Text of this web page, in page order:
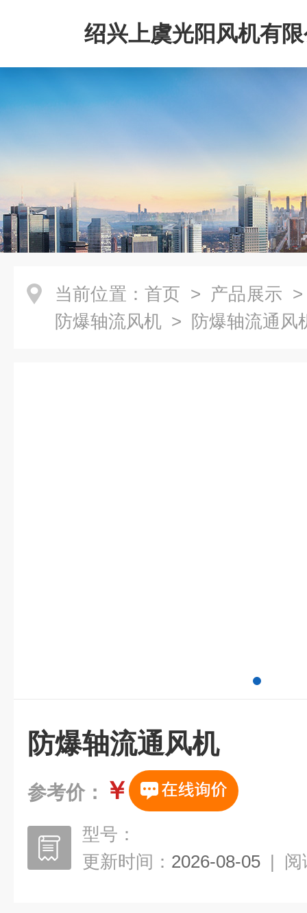
绍兴上虞光阳风机有
当前位置： 首页 > 产品展示
防爆轴流风机 > 防爆轴流通风
防爆轴流通风机
参考价： ￥
型号：
更新时间： 2026-08-05 | 阅